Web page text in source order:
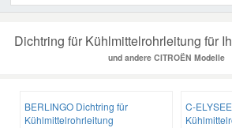
Dichtring für Kühlmittelrohrleitung für
und andere CITROËN Modelle
BERLINGO Dichtring für
Kühlmittelrohrleitung
C-